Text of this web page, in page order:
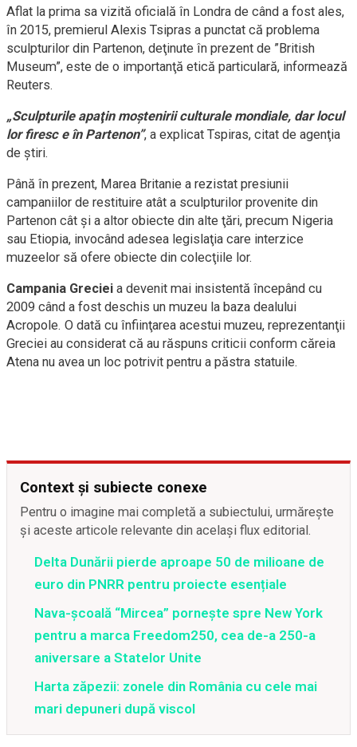
Aflat la prima sa vizită oficială în Londra de când a fost ales,
în 2015, premierul Alexis Tsipras a punctat că problema
sculpturilor din Partenon, deţinute în prezent de ”British
Museum”, este de o importanţă etică particulară, informează
Reuters.
„Sculpturile apaţin moştenirii culturale mondiale, dar locul
lor firesc e în Partenon”, a explicat Tspiras, citat de agenţia
de ştiri.
Până în prezent, Marea Britanie a rezistat presiunii
campaniilor de restituire atât a sculpturilor provenite din
Partenon cât şi a altor obiecte din alte ţări, precum Nigeria
sau Etiopia, invocând adesea legislaţia care interzice
muzeelor să ofere obiecte din colecţiile lor.
Campania Greciei a devenit mai insistentă începând cu
2009 când a fost deschis un muzeu la baza dealului
Acropole. O dată cu înfiinţarea acestui muzeu, reprezentanţii
Greciei au considerat că au răspuns criticii conform căreia
Atena nu avea un loc potrivit pentru a păstra statuile.
Context și subiecte conexe
Pentru o imagine mai completă a subiectului, urmărește
și aceste articole relevante din același flux editorial.
Delta Dunării pierde aproape 50 de milioane de
euro din PNRR pentru proiecte esențiale
Nava-școală “Mircea” pornește spre New York
pentru a marca Freedom250, cea de-a 250-a
aniversare a Statelor Unite
Harta zăpezii: zonele din România cu cele mai
mari depuneri după viscol